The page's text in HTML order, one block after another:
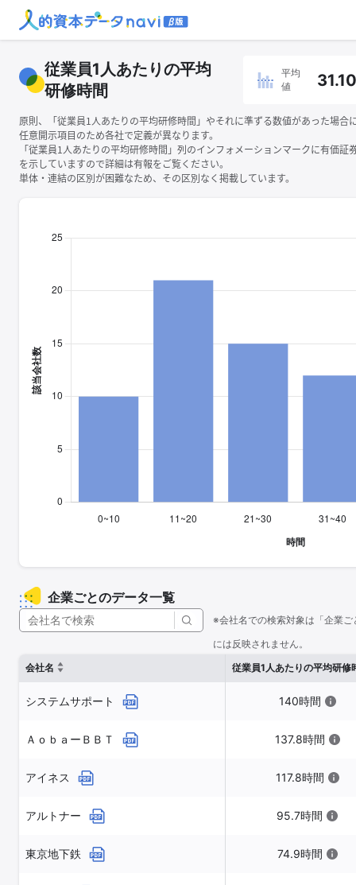
従業員1人あたりの平均
研修時間
平均
値
31.10
原則、「従業員1人あたりの平均研修時間」やそれに準ずる数値があった場合
任意開示項目のため各社で定義が異なります。
「従業員1人あたりの平均研修時間」列のインフォメーションマークに有価証
を示していますので詳細は有報をご覧ください。
単体・連結の区別が困難なため、その区別なく掲載しています。
企業ごとのデータ一覧
※会社名での検索対象は「企業
には反映されません。
会社名
従業員1人あたりの平均研修
システムサポート 140時間
ＡｏｂａーＢＢＴ 137.8時間
アイネス 117.8時間
アルトナー 95.7時間
東京地下鉄 74.9時間